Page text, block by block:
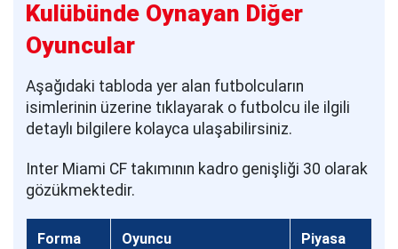
Kulübünde Oynayan Diğer
Oyuncular
Aşağıdaki tabloda yer alan futbolcuların
isimlerinin üzerine tıklayarak o futbolcu ile ilgili
detaylı bilgilere kolayca ulaşabilirsiniz.
Inter Miami CF takımının kadro genişliği 30 olarak
gözükmektedir.
Forma
Oyuncu
Piyasa